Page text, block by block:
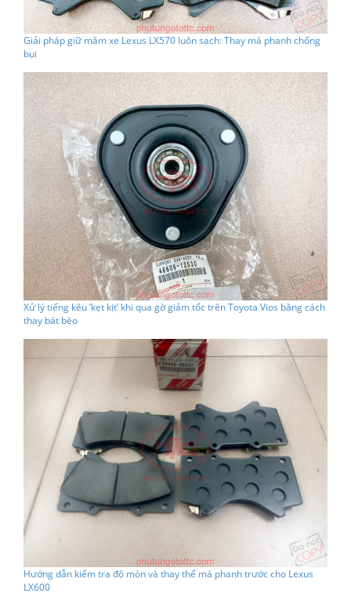
Giải pháp giữ mâm xe Lexus LX570 luôn sạch: Thay má phanh chống
bụi
Xử lý tiếng kêu ’kẹt kịt’ khi qua gờ giảm tốc trên Toyota Vios bằng cách
thay bát bèo
Hướng dẫn kiểm tra độ mòn và thay thế má phanh trước cho Lexus
LX600